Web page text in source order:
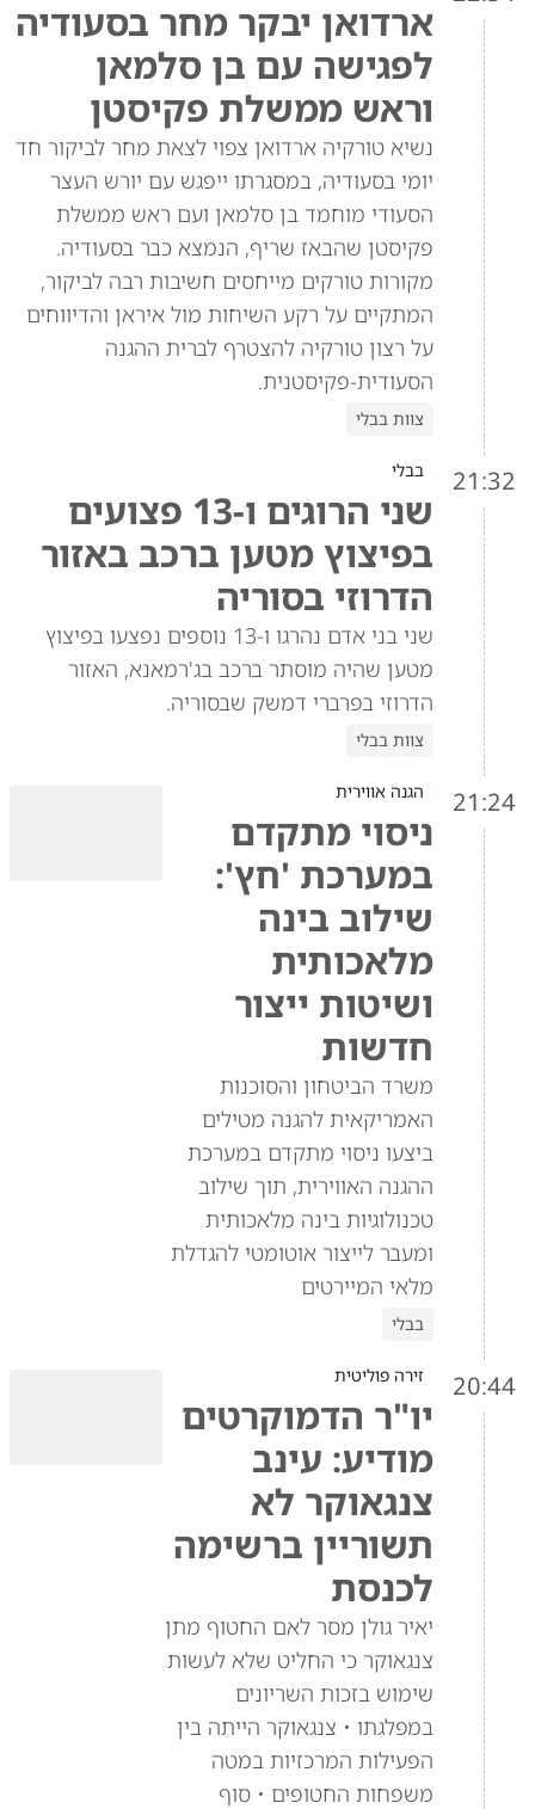
ארדואן יבקר מחר בסעודיה
לפגישה עם בן סלמאן
וראש ממשלת פקיסטן
נשיא טורקיה ארדואן צפוי לצאת מחר לביקור חד
יומי בסעודיה, במסגרתו ייפגש עם יורש העצר
הסעודי מוחמד בן סלמאן ועם ראש ממשלת
פקיסטן שהבאז שריף, הנמצא כבר בסעודיה.
מקורות טורקים מייחסים חשיבות רבה לביקור,
המתקיים על רקע השיחות מול איראן והדיווחים
על רצון טורקיה להצטרף לברית ההגנה
הסעודית-פקיסטנית.
צוות בבלי
21:32 בבלי
שני הרוגים ו-13 פצועים
בפיצוץ מטען ברכב באזור
הדרוזי בסוריה
שני בני אדם נהרגו ו-13 נוספים נפצעו בפיצוץ
מטען שהיה מוסתר ברכב בג'רמאנא, האזור
הדרוזי בפרברי דמשק שבסוריה.
צוות בבלי
21:24 הגנה אווירית
ניסוי מתקדם
במערכת 'חץ':
שילוב בינה
מלאכותית
ושיטות ייצור
חדשות
משרד הביטחון והסוכנות
האמריקאית להגנה מטילים
ביצעו ניסוי מתקדם במערכת
ההגנה האווירית, תוך שילוב
טכנולוגיות בינה מלאכותית
ומעבר לייצור אוטומטי להגדלת
מלאי המיירטים
בבלי
20:44 זירה פוליטית
יו"ר הדמוקרטים
מודיע: עינב
צנגאוקר לא
תשוריין ברשימה
לכנסת
יאיר גולן מסר לאם החטוף מתן
צנגאוקר כי החליט שלא לעשות
שימוש בזכות השריונים
במפלגתו • צנגאוקר הייתה בין
הפעילות המרכזיות במטה
משפחות החטופים • סוף